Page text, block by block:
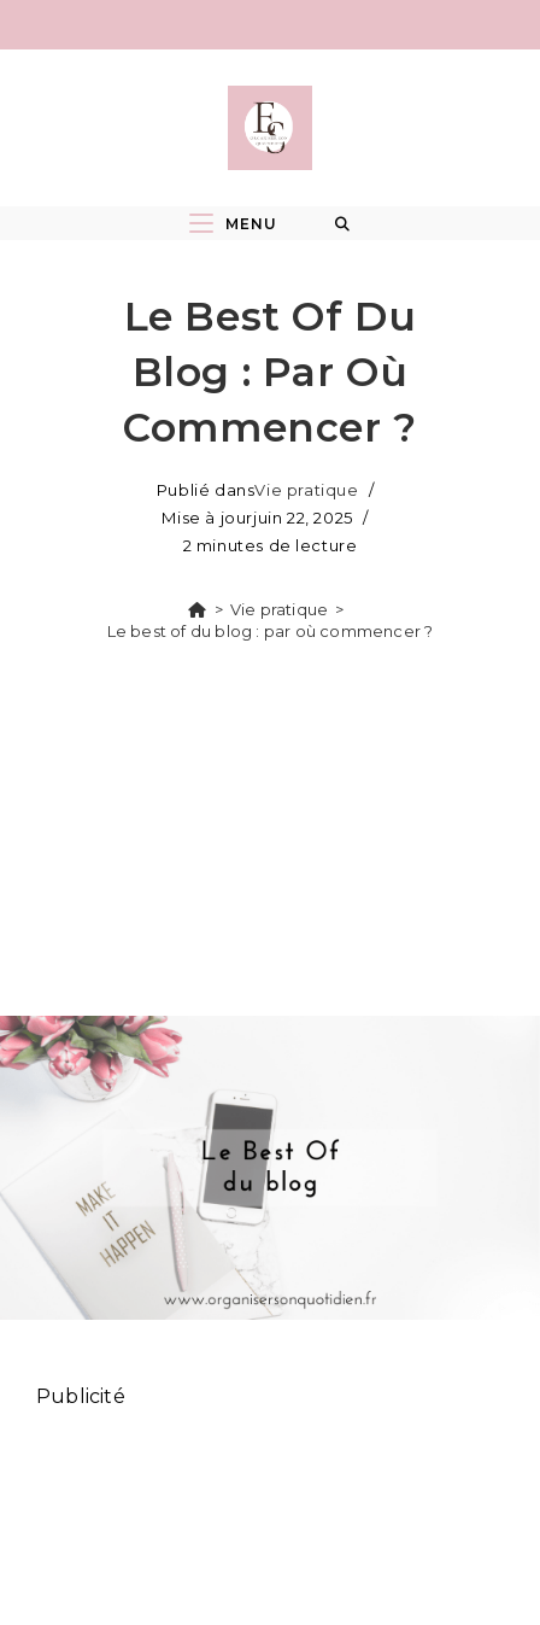
MENU
Le Best Of Du
Blog : Par Où
Commencer ?
Publié dansVie pratique
Mise à jourjuin 22, 2025
2 minutes de lecture
> Vie pratique >
Le best of du blog : par où commencer ?
Publicité